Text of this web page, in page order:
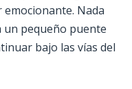
Nada
un pequeño puente
bajo las vías del